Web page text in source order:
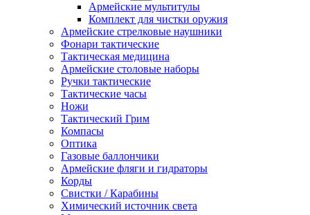
Армейские мультитулы
Комплект для чистки оружия
Армейские стрелковые наушники
Фонари тактические
Тактическая медицина
Армейские столовые наборы
Ручки тактические
Тактические часы
Ножи
Тактический Грим
Компасы
Оптика
Газовые баллончики
Армейские фляги и гидраторы
Корды
Свистки / Карабины
Химический источник света